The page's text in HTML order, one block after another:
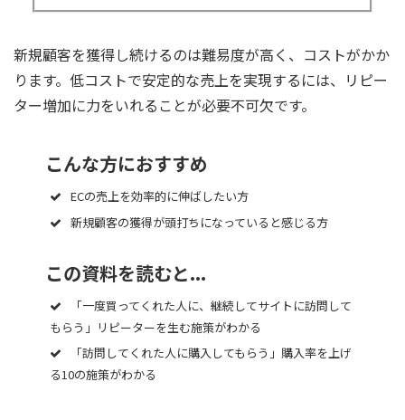
新規顧客を獲得し続けるのは難易度が高く、コストがかか
ります。低コストで安定的な売上を実現するには、リピー
ター増加に力をいれることが必要不可欠です。
こんな方におすすめ
ECの売上を効率的に伸ばしたい方
新規顧客の獲得が頭打ちになっていると感じる方
この資料を読むと...
「一度買ってくれた人に、継続してサイトに訪問して
もらう」リピーターを生む施策がわかる
「訪問してくれた人に購入してもらう」購入率を上げ
る10の施策がわかる